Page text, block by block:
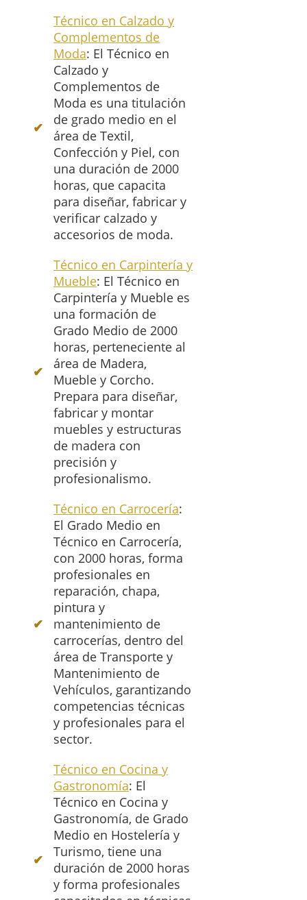
Técnico en Calzado y
Complementos de
Moda: El Técnico en
Calzado y
Complementos de
Moda es una titulación
de grado medio en el
área de Textil,
Confección y Piel, con
una duración de 2000
horas, que capacita
para diseñar, fabricar y
verificar calzado y
accesorios de moda.
Técnico en Carpintería y
Mueble: El Técnico en
Carpintería y Mueble es
una formación de
Grado Medio de 2000
horas, perteneciente al
área de Madera,
Mueble y Corcho.
Prepara para diseñar,
fabricar y montar
muebles y estructuras
de madera con
precisión y
profesionalismo.
Técnico en Carrocería:
El Grado Medio en
Técnico en Carrocería,
con 2000 horas, forma
profesionales en
reparación, chapa,
pintura y
mantenimiento de
carrocerías, dentro del
área de Transporte y
Mantenimiento de
Vehículos, garantizando
competencias técnicas
y profesionales para el
sector.
Técnico en Cocina y
Gastronomía: El
Técnico en Cocina y
Gastronomía, de Grado
Medio en Hostelería y
Turismo, tiene una
duración de 2000 horas
y forma profesionales